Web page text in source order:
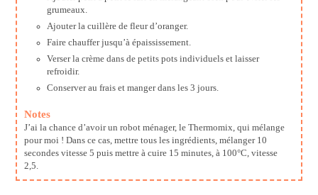
grumeaux.
Ajouter la cuillère de fleur d’oranger.
Faire chauffer jusqu’à épaississement.
Verser la crème dans de petits pots individuels et laisser
refroidir.
Conserver au frais et manger dans les 3 jours.
Notes
J’ai la chance d’avoir un robot ménager, le Thermomix, qui mélange
pour moi ! Dans ce cas, mettre tous les ingrédients, mélanger 10
secondes vitesse 5 puis mettre à cuire 15 minutes, à 100°C, vitesse
2,5.